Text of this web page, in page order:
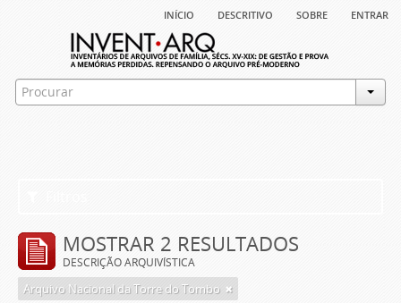
início descritivo sobre entrar
MOSTRAR 2 RESULTADOS
DESCRIÇÃO ARQUIVÍSTICA
Arquivo Nacional da Torre do Tombo